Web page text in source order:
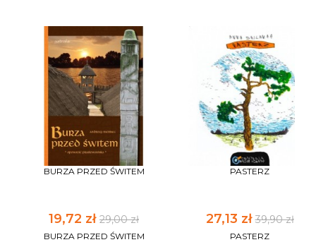
BURZA PRZED ŚWITEM
19,72 zł 29,00 zł
BURZA PRZED ŚWITEM
PASTERZ
27,13 zł39,90 zł
PASTERZ